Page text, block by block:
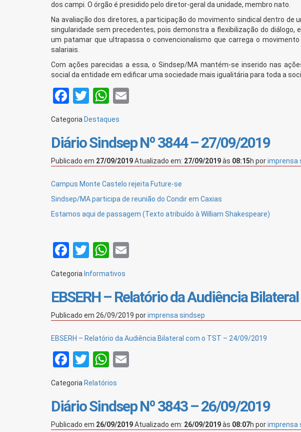
dos campi. O órgão é presidido pelo diretor-geral da unidade, membro nato.
Na avaliação dos diretores, a participação do movimento sindical dentro de
singularidade sem precedentes, pois demonstra a flexibilização do
um patamar que ultrapassa o convencionalismo que carrega o
salariais.
Com ações parecidas a essa, o Sindsep/MA mantém-se inserido nas
social da entidade em edificar uma sociedade mais igualitária para toda a
Facebook
TwitterWhatsApp
Categoria Destaques
Diário Sindsep Nº 3844 – 27/09/2019
Publicado em 27/09/2019Atualizado em: 27/09/2019às 08:15h porimprensa
Campus Monte Castelo rejeita Future-se
Sindsep/MA participa de reunião do Condir em Caxias
Estamos aqui de passagem (Texto atribuído à William Shakespeare)
Facebook
TwitterWhatsApp
Categoria Informativos
EBSERH – Relatório da Audiência
Publicado em 26/09/2019 porimprensa sindsep
EBSERH – Relatório da Audiência Bilateral com o TST – 24/09/2019
Facebook
TwitterWhatsApp
Categoria Relatórios
Diário Sindsep Nº 3843 – 26/09/2019
Publicado em 26/09/2019Atualizado em: 26/09/2019às 08:07h porimprensa